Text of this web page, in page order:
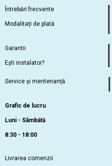
Întrebări frecvente
Modalitați de plată
Garantii
Ești instalator?
Service și mentenanță
Grafic de lucru
Luni - Sâmbătă
8:30 - 18:00
Livrarea comenzii